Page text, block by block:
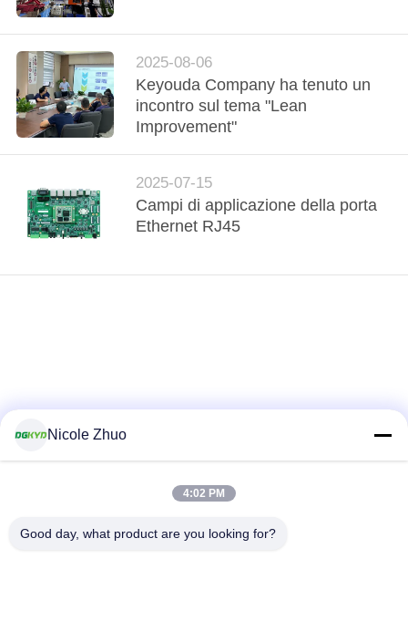
2025-08-06
Keyouda Company ha tenuto un
incontro sul tema "Lean
Improvement"
2025-07-15
Campi di applicazione della porta
Ethernet RJ45
Nicole Zhuo
4:02 PM
Good day, what product are you looking for?